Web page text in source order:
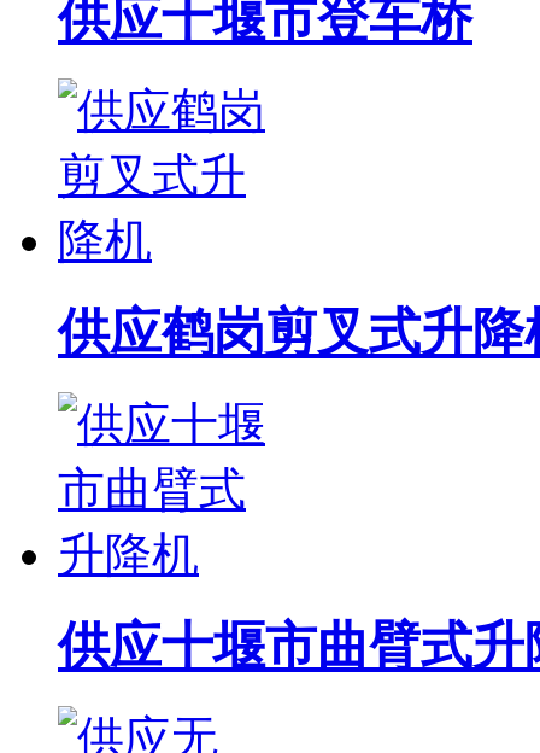
供应十堰市登车桥
供应鹤岗剪叉式升降
供应十堰市曲臂式升